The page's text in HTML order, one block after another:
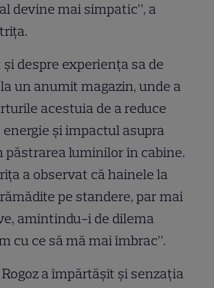
devine mai simpatic”, a
și despre experiența sa de
un anumit magazin, unde a
acestuia de a reduce
și impactul asupra
păstrarea luminilor în cabine.
a observat că hainele la
pe standere, par mai
amintindu-i de dilema
cu ce să mă mai îmbrac”.
a împărtășit și senzația